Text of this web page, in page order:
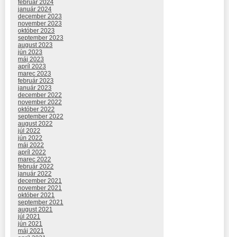
február 2024
január 2024
december 2023
november 2023
október 2023
september 2023
august 2023
jún 2023
máj 2023
apríl 2023
marec 2023
február 2023
január 2023
december 2022
november 2022
október 2022
september 2022
august 2022
júl 2022
jún 2022
máj 2022
apríl 2022
marec 2022
február 2022
január 2022
december 2021
november 2021
október 2021
september 2021
august 2021
júl 2021
jún 2021
máj 2021